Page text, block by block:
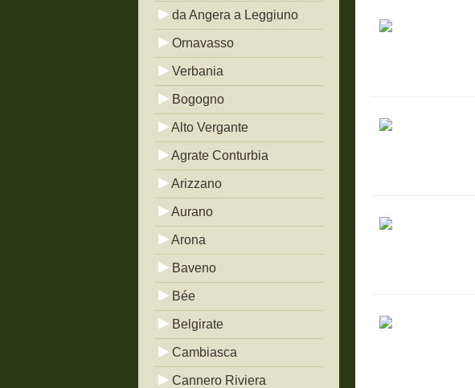
da Angera a Leggiuno
Ornavasso
Verbania
Bogogno
Alto Vergante
Agrate Conturbia
Arizzano
Aurano
Arona
Baveno
Bée
Belgirate
Cambiasca
Cannero Riviera